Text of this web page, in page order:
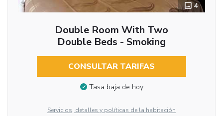
4
Double Room With Two
Double Beds - Smoking
CONSULTAR TARIFAS
Tasa baja de hoy
Servicios, detalles y políticas de la habitación